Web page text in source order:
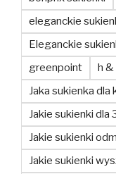
eleganckie
Eleganckie
greenpoint
h
Jaka sukienka
Jakie sukienki dla
Jakie sukienki
Jakie sukienki